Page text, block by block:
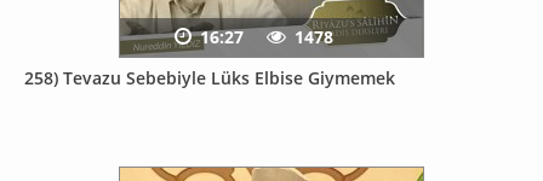
258) Tevazu Sebebiyle Lüks Elbise Giymemek
16:27 1478